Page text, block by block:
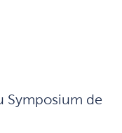
Symposium de